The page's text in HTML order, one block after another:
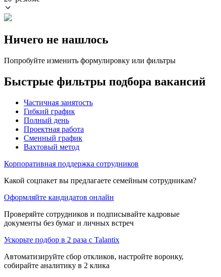
Ничего не нашлось
Попробуйте изменить формулировку или фильтры
Быстрые фильтры подбора вакансий
Частичная занятость
Гибкий график
Полный день
Проектная работа
Сменный график
Вахтовый метод
Корпоративная поддержка сотрудников
Какой соцпакет вы предлагаете семейным сотрудникам?
Оформляйте кандидатов онлайн
Проверяйте сотрудников и подписывайте кадровые
документы без бумаг и личных встреч
Ускорьте подбор в 2 раза с Talantix
Автоматизируйте сбор откликов, настройте воронку,
собирайте аналитику в 2 клика